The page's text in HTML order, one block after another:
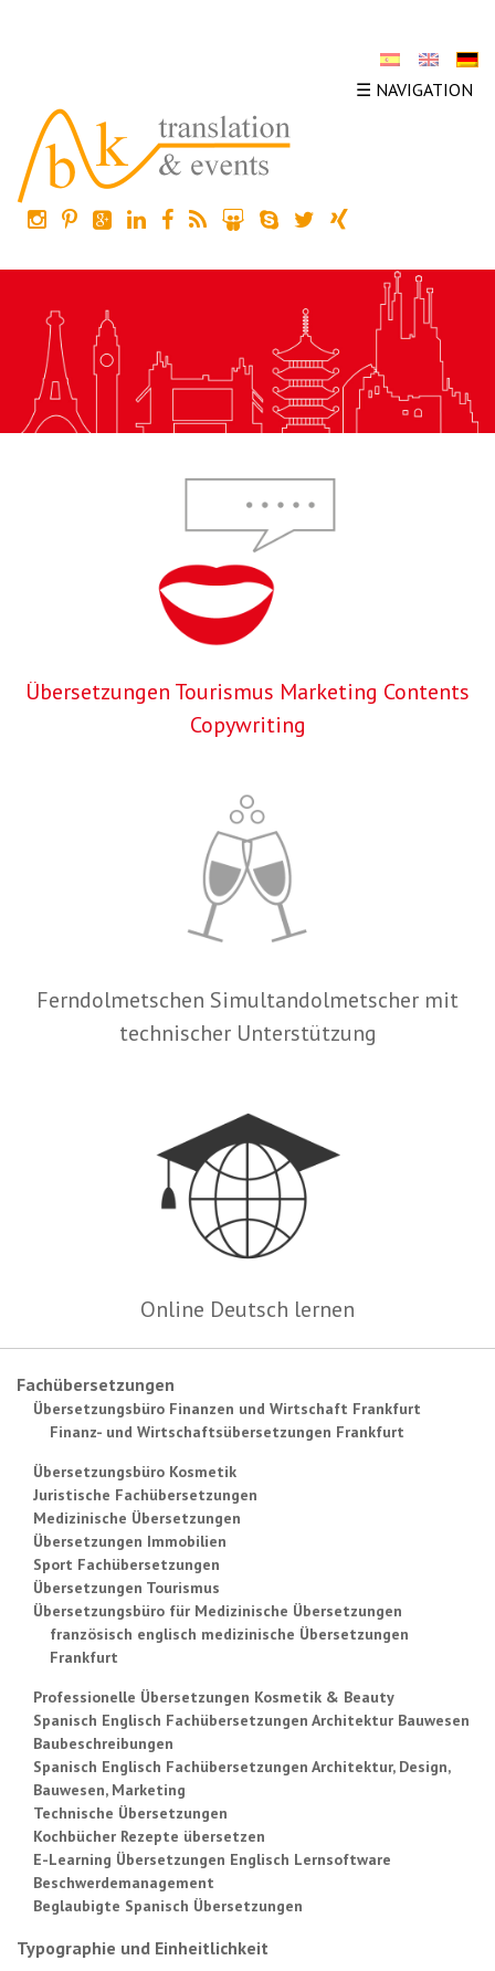
☰ NAVIGATION
Übersetzungen Tourismus Marketing Contents
Copywriting
Ferndolmetschen Simultandolmetscher mit
technischer Unterstützung
Online Deutsch lernen
Fachübersetzungen
Übersetzungsbüro Finanzen und Wirtschaft Frankfurt
Finanz- und Wirtschaftsübersetzungen Frankfurt
Übersetzungsbüro Kosmetik
Juristische Fachübersetzungen
Medizinische Übersetzungen
Übersetzungen Immobilien
Sport Fachübersetzungen
Übersetzungen Tourismus
Übersetzungsbüro für Medizinische Übersetzungen
französisch englisch medizinische Übersetzungen
Frankfurt
Professionelle Übersetzungen Kosmetik & Beauty
Spanisch Englisch Fachübersetzungen Architektur Bauwesen
Baubeschreibungen
Spanisch Englisch Fachübersetzungen Architektur, Design,
Bauwesen, Marketing
Technische Übersetzungen
Kochbücher Rezepte übersetzen
E-Learning Übersetzungen Englisch Lernsoftware
Beschwerdemanagement
Beglaubigte Spanisch Übersetzungen
Typographie und Einheitlichkeit